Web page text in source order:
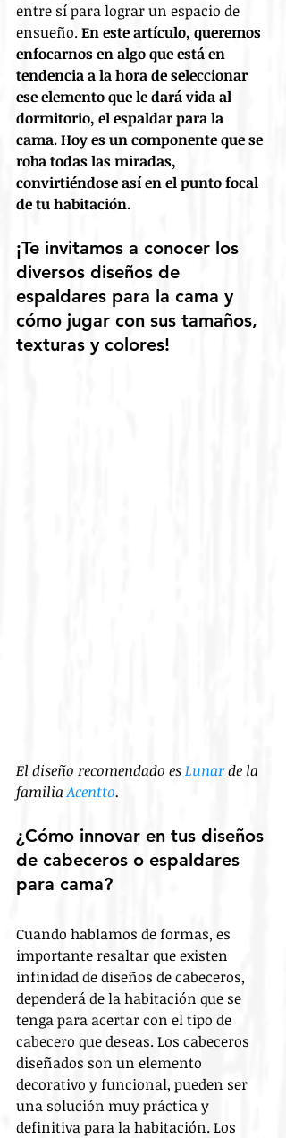
entre sí para lograr un espacio de
ensueño. En este artículo, queremos
enfocarnos en algo que está en
tendencia a la hora de seleccionar
ese elemento que le dará vida al
dormitorio, el espaldar para la
cama. Hoy es un componente que se
roba todas las miradas,
convirtiéndose así en el punto focal
de tu habitación.
¡Te invitamos a conocer los
diversos diseños de
espaldares para la cama y
cómo jugar con sus tamaños,
texturas y colores!
El diseño recomendado es Lunar de la
familia Acentto.
¿Cómo innovar en tus diseños
de cabeceros o espaldares
para cama?
Cuando hablamos de formas, es
importante resaltar que existen
infinidad de diseños de cabeceros,
dependerá de la habitación que se
tenga para acertar con el tipo de
cabecero que deseas. Los cabeceros
diseñados son un elemento
decorativo y funcional, pueden ser
una solución muy práctica y
definitiva para la habitación. Los